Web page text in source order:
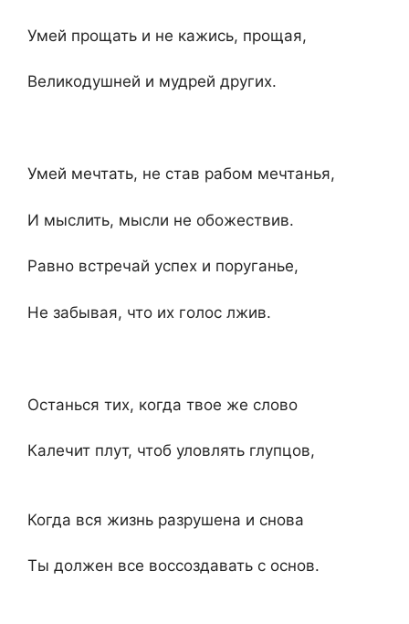
Умей прощать и не кажись, прощая,
Великодушней и мудрей других.
Умей мечтать, не став рабом мечтанья,
И мыслить, мысли не обожествив.
Равно встречай успех и поруганье,
He забывая, что их голос лжив.
Останься тих, когда твое же слово
Калечит плут, чтоб уловлять глупцов,
Когда вся жизнь разрушена и снова
Ты должен все воссоздавать c основ.